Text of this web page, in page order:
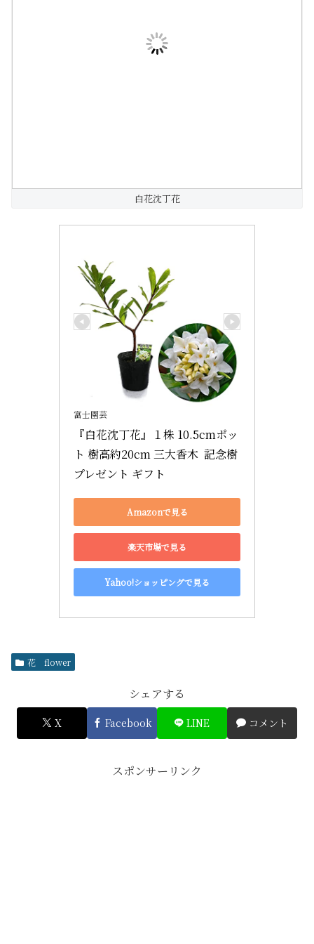
白花沈丁花
富士園芸
『白花沈丁花』１株 10.5cmポッ
ト 樹高約20cm 三大香木  記念樹
プレゼント ギフト
Amazonで見る
楽天市場で見る
Yahoo!ショッピングで見る
花 flower
シェアする
X Facebook LINE コメント
スポンサーリンク